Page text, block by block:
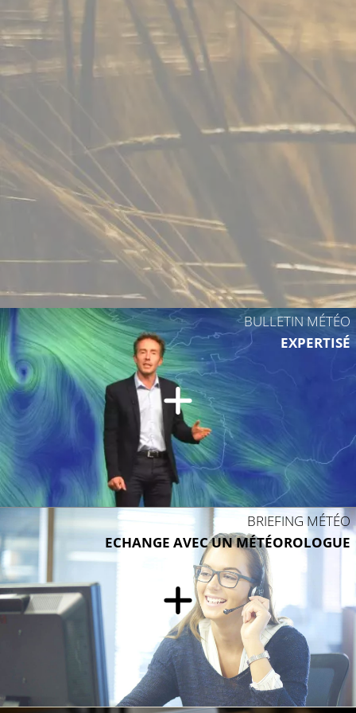
BULLETIN MÉTÉO
EXPERTISÉ
BRIEFING MÉTÉO
ECHANGE AVEC UN MÉTÉOROLOGUE